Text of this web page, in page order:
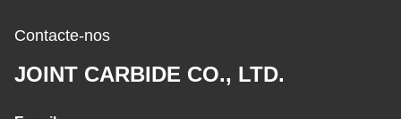
Contacte-nos
JOINT CARBIDE CO., LTD.